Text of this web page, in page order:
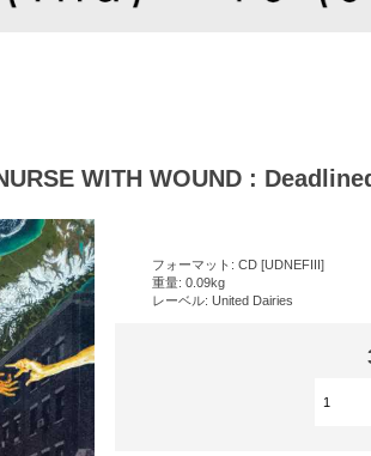
WITH WOUND :
フォーマット: CD [UDNEFIII]
重量: 0.09kg
レーベル: United Dairies